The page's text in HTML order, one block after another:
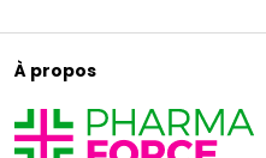
À propos